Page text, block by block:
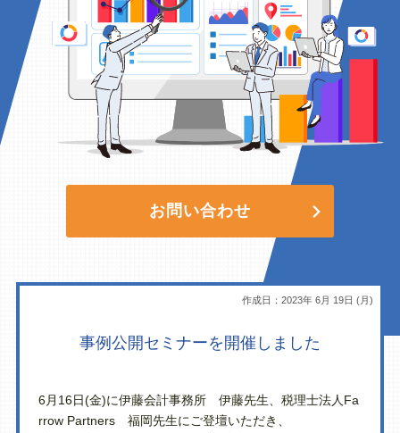
お問い合わせ
事例公開セミナーを開催しました
作成日：2023年 6月 19日 (月)
6月16日(金)に伊藤会計事務所 伊藤先生、税理士法人Fa
rrow Partners 福岡先生にご登壇いただき、